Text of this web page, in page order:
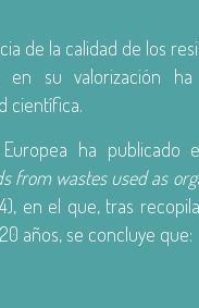
de la calidad de los
en su valorización
científica.
ha publicado
from wastes used as
en el que, tras
años, se concluye que: